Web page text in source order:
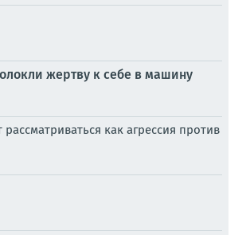
жертву к себе в машину
как агрессия против